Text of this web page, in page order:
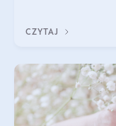
CZYTAJ